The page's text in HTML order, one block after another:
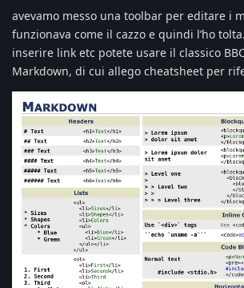
avevamo messo una toolbar per editare i
funzionava come il cazzo e quindi l’ho
inserire link etc potete usare il classico
Markdown, di cui allego cheatsheet per